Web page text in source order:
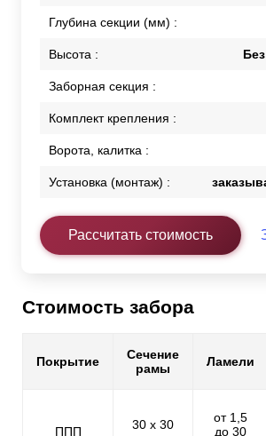
Глубина секции (мм) :
Высота :
Заборная секция :
Комплект крепления :
Ворота, калитка :
Установка (монтаж) :
Рассчитать стоимость
Стоимость забора
Покрытие
Сечение
рамы
Ламели
ППП
30 х 30
от 1,5
до 30